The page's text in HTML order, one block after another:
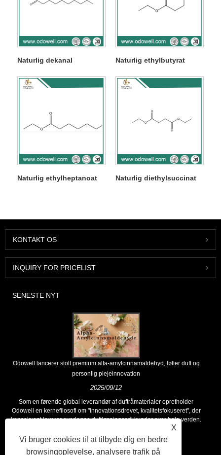
Naturlig dekanal Naturlig ethylbutyrat
Naturlig ethylheptanoat Naturlig diethylsuccinat
KONTAKT OS
INQUIRY FOR PRICELIST
SENESTE NYT
Odowell lancerer stolt premium alfa-amylcinnamaldehyd, løfter duft og
personlig plejeinnovation
2025/09/12
Som en førende global leverandør af duftråmaterialer opretholder
Odowell en kernefilosofi om "innovationsdrevet, kvalitetsfokuseret", der
konsekvent leverer overlegne duftløsninger til kunder over hele verden.
X
Vi bruger cookies til at tilbyde dig en bedre
browsingoplevelse, analysere trafik på